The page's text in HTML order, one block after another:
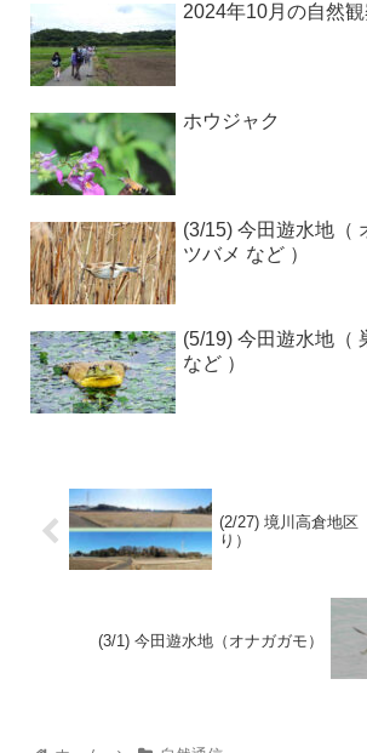
2024年10月の自然
ホウジャク
(3/15) 今田遊水地（
ツバメ など ）
(5/19) 今田遊水地（
など ）
(2/27) 境川高倉地区
り）
(3/1) 今田遊水地（オナガガモ）